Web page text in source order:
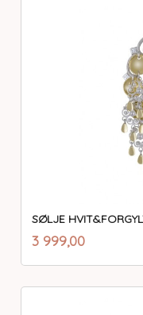
SØLJE
Pris
3 999,00mva.